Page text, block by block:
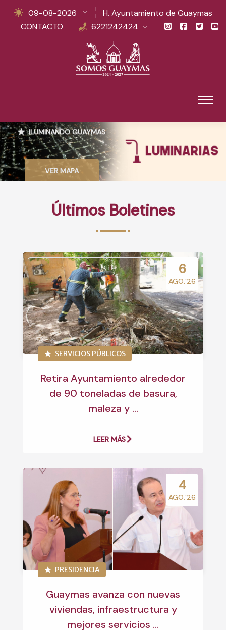
09-08-2026
H. Ayuntamiento de Guaymas
CONTACTO
6221242424
ILUMINANDO GUAYMAS
VER MAPA
Últimos Boletines
6
AGO.’26
SERVICIOS PÚBLICOS
Retira Ayuntamiento alrededor
de 90 toneladas de basura,
maleza y ...
LEER MÁS
4
AGO.’26
PRESIDENCIA
Guaymas avanza con nuevas
viviendas, infraestructura y
mejores servicios ...